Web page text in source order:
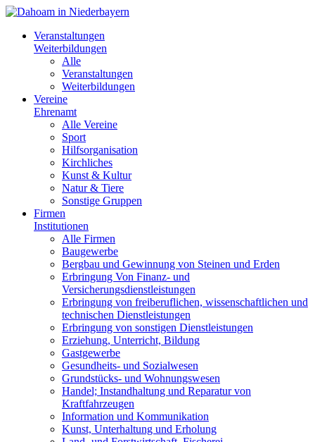
Veranstaltungen
Weiterbildungen
Alle
Veranstaltungen
Weiterbildungen
Vereine
Ehrenamt
Alle Vereine
Sport
Hilfsorganisation
Kirchliches
Kunst & Kultur
Natur & Tiere
Sonstige Gruppen
Firmen
Institutionen
Alle Firmen
Baugewerbe
Bergbau und Gewinnung von Steinen und Erden
Erbringung Von Finanz- und
Versicherungsdienstleistungen
Erbringung von freiberuflichen, wissenschaftlichen und
technischen Dienstleistungen
Erbringung von sonstigen Dienstleistungen
Erziehung, Unterricht, Bildung
Gastgewerbe
Gesundheits- und Sozialwesen
Grundstücks- und Wohnungswesen
Handel; Instandhaltung und Reparatur von
Kraftfahrzeugen
Information und Kommunikation
Kunst, Unterhaltung und Erholung